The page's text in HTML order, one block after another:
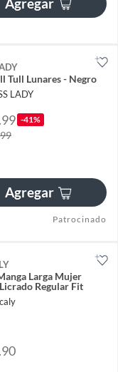
Tull Lunares - Negro
LADY
-41%
Agregar
Patrocinado
Larga Mujer
Regular Fit